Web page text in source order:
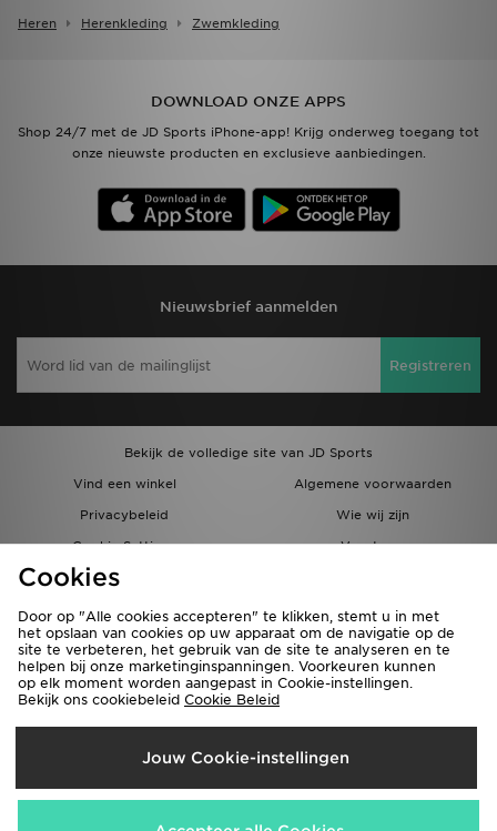
Heren Herenkleding Zwemkleding
DOWNLOAD ONZE APPS
Shop 24/7 met de JD Sports iPhone-app! Krijg onderweg toegang tot
onze nieuwste producten en exclusieve aanbiedingen.
Nieuwsbrief aanmelden
Registreren
Bekijk de volledige site van JD Sports
Vind een winkel
Algemene voorwaarden
Privacybeleid
Wie wij zijn
Cookie Settings
Vacatures
Bestellingen en Levering
Verzenden Naar
België
Wij accepteren de volgende betaalmethoden
Cookies
Door op "Alle cookies accepteren" te klikken, stemt u in met
het opslaan van cookies op uw apparaat om de navigatie op de
site te verbeteren, het gebruik van de site te analyseren en te
helpen bij onze marketinginspanningen. Voorkeuren kunnen
op elk moment worden aangepast in Cookie-instellingen.
Bekijk ons cookiebeleid Cookie Beleid
Jouw Cookie-instellingen